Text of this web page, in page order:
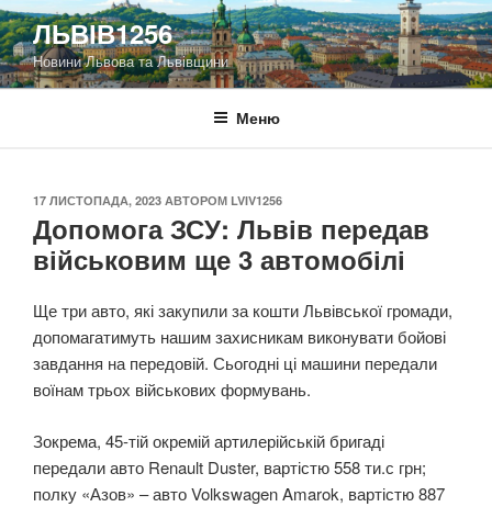
Перейти
до
вмісту
ЛЬВІВ1256
Новини Львова та Львівщини
Меню
ОПУБЛІКОВАНО
17 ЛИСТОПАДА, 2023 АВТОРОМ LVIV1256
Допомога ЗСУ: Львів передав
військовим ще 3 автомобілі
Ще три авто, які закупили за кошти Львівської громади,
допомагатимуть нашим захисникам виконувати бойові
завдання на передовій. Сьогодні ці машини передали
воїнам трьох військових формувань.
Зокрема, 45-тій окремій артилерійській бригаді
передали авто Renault Duster, вартістю 558 ти.с грн;
полку «Азов» – авто Volkswagen Amarok, вартістю 887